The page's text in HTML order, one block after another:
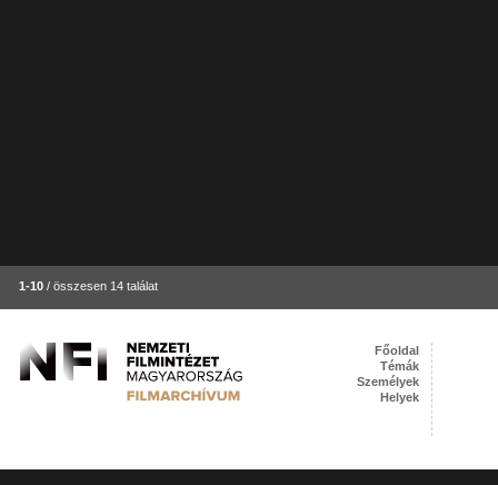
1-10 / összesen 14 találat
Főoldal
Témák
Személyek
Helyek